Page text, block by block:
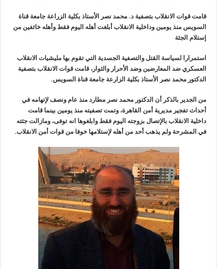
قامت قوات الانقلاب بتصفية د. محمد نصر الأستاذ بكلية الزراعة جامعة قناة
السويس منذ يومين وداخلية الانقلاب أبلغت أهله اليوم فقط وأهله خائفين من
إستلام الجثة
استمرارا لسياسة القتل والتصفية الجسدية التي تقوم بها مليشيات الانقلاب
العسكري ضد المعارضين وضد الأحرار والثوار، قامت قوات الانقلاب بتصفية
الدكتور محمد نصر الأستاذ بكلية الزارعة جامعة قناة السويس.
من الجدير بالذكر أن الدكتور محمد نصر مطارد منذ عام ونصف لإتهامه في
أحداث تفجير مديرية أمن القاهرة، وتمت تصفيته منذ يومين بينما قامت
داخلية الانقلاب بالإتصال بزوجته اليوم فقط وابلغوها انه توفى، ومازالت جثته
في المشرحة ولم يذهب أحد من أهله لإستلامها خوفا من قوات أمن الانقلاب.